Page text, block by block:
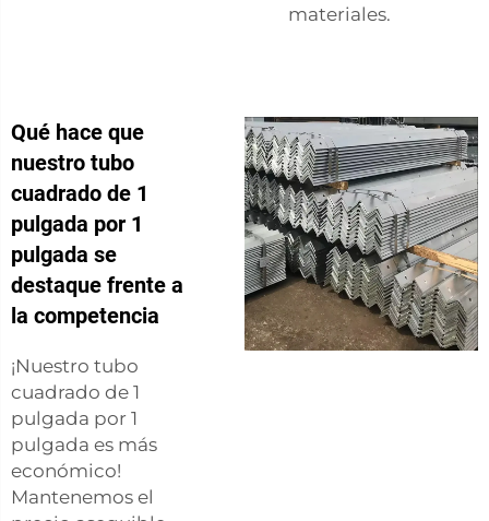
materiales.
Qué hace que
nuestro tubo
cuadrado de 1
pulgada por 1
pulgada se
destaque frente a
la competencia
¡Nuestro tubo
cuadrado de 1
pulgada por 1
pulgada es más
económico!
Mantenemos el